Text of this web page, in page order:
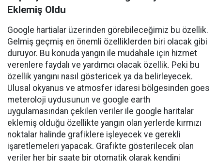
Eklemiş Oldu
Google hartialar üzerinden görebileceğimiz bu özellik.
Gelmiş geçmiş en önemli özelliklerden biri olacak gibi
duruyor. Bu konuda yangın ile mudahale için hizmet
verenlere faydalı ve yardımcı olacak özellik. Peki bu
özellik yangını nasıl göstericek ya da belirleyecek.
Ulusal okyanus ve atmosfer idaresi bölgesinden goes
meteroloji uydusunun ve google earth
uygulamasından çekilen veriler ile google haritalar
eklemiş olduğu özellikte yangın olan yerlerde kırmızı
noktalar halinde grafiklere işleyecek ve gerekli
işaretlemeleri yapacak. Grafikte gösterilecek olan
veriler her bir saate bir otomatik olarak kendini